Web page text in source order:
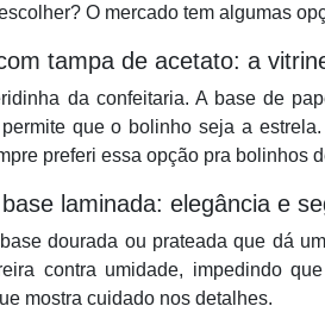
O mercado tem algumas
tampa de acetato: a
da confeitaria. A base de
que o bolinho seja a
preferi essa opção pra bolinhos
laminada: elegância e
dourada ou prateada que dá
contra umidade, impedindo
mostra cuidado nos detalhes.